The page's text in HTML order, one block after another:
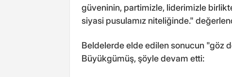
güveninin, partimizle, liderimizle
siyasi pusulamız niteliğinde."
Beldelerde elde edilen sonucun "göz
Büyükgümüş, şöyle devam etti: